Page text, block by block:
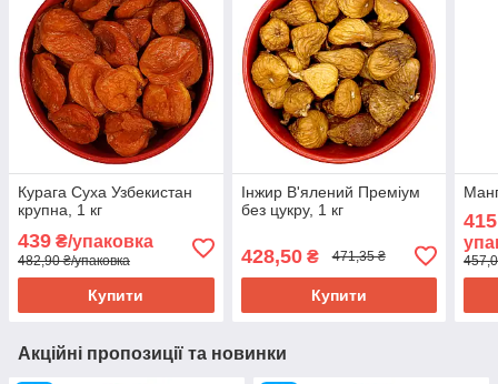
Курага Суха Узбекистан
крупна, 1 кг
439 ₴/упаковка
482,90 ₴/упаковка
Купити
Інжир В'ялений Преміум
без цукру, 1 кг
428,50₴ 471,35 ₴
Купити
Акційні пропозиції та новинки